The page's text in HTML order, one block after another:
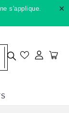
s'applique.
×
Se